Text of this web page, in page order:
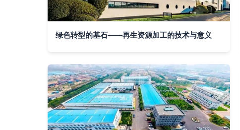
绿色转型的基石——再生资源加工的技术与意义